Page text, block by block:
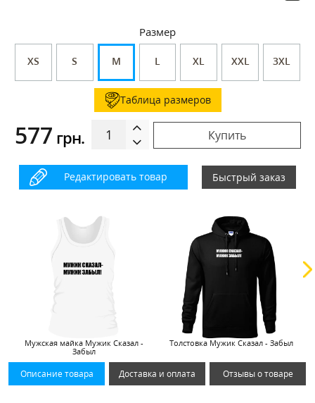
Размер
XS S M L XL XXL 3XL
Таблица размеров
577 грн. Купить
Редактировать товар Быстрый заказ
Мужская майка Мужик Сказал -
Забыл
Толстовка Мужик Сказал - Забыл
Описание товара Доставка и оплата Отзывы о товаре